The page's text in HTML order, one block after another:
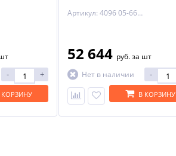
- +
КОРЗИНУ
Артикул: 4096 05-669SW
52 644 руб.за шт
Нет в наличии
-
В КОРЗИНУ